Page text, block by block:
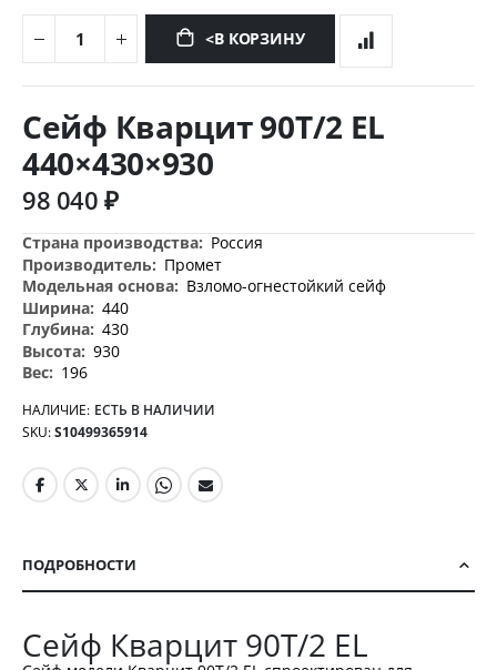
<В КОРЗИНУ
началу
изображений
Сейф Кварцит 90T/2 EL
440×430×930
98 040 ₽
Дополнительная
информация
Россия
Промет
Взломо-огнестойкий сейф
440
430
930
196
НАЛИЧИЕ: ЕСТЬ В НАЛИЧИИ
SKU S10499365914
ПОДРОБНОСТИ
Сейф Кварцит 90T/2 EL